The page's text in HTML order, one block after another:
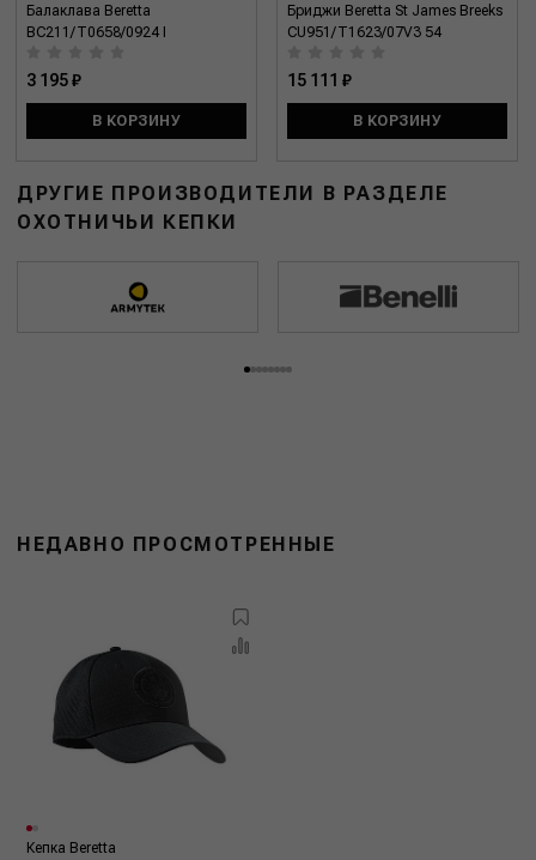
Балаклава Beretta
BC211/T0658/0924 I
3 195 ₽
В КОРЗИНУ
Бриджи Beretta St James Breeks
CU951/T1623/07V3 54
15 111 ₽
В КОРЗИНУ
ДРУГИЕ ПРОИЗВОДИТЕЛИ В РАЗДЕЛЕ
ОХОТНИЧЬИ КЕПКИ
НЕДАВНО ПРОСМОТРЕННЫЕ
Кепка Beretta